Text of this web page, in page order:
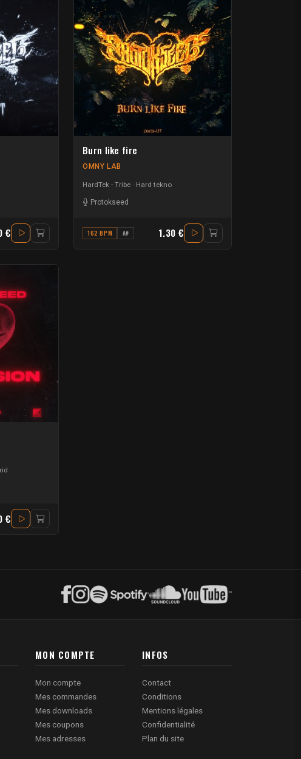
€
Burn like fire
OMNY LAB
HardTek - Tribe Hard tekno
Protokseed
162 BPM A# 1.30 €
€
MON COMPTE
Mon compte
Mes commandes
Mes downloads
Mes coupons
Mes adresses
INFOS
Contact
Conditions
Mentions légales
Confidentialité
Plan du site